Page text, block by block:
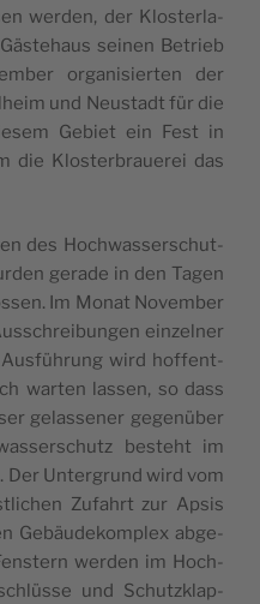
wer­den, der Klos­ter­la­
sei­nen Betrieb
orga­ni­sier­ten der
und Neu­stadt für die
Gebiet ein Fest in
die Klos­ter­braue­rei das
des Hoch­was­ser­schut­
gera­de in den Tagen
Im Monat Novem­ber
ein­zel­ner
Aus­füh­rung wird hof­fent­
war­ten las­sen, so dass
gelas­se­ner gegen­über
besteht im
Der Unter­grund wird vom
Zufahrt zur Apsis
Gebäu­de­kom­plex abge­
wer­den im Hoch­
und Schutz­klap­